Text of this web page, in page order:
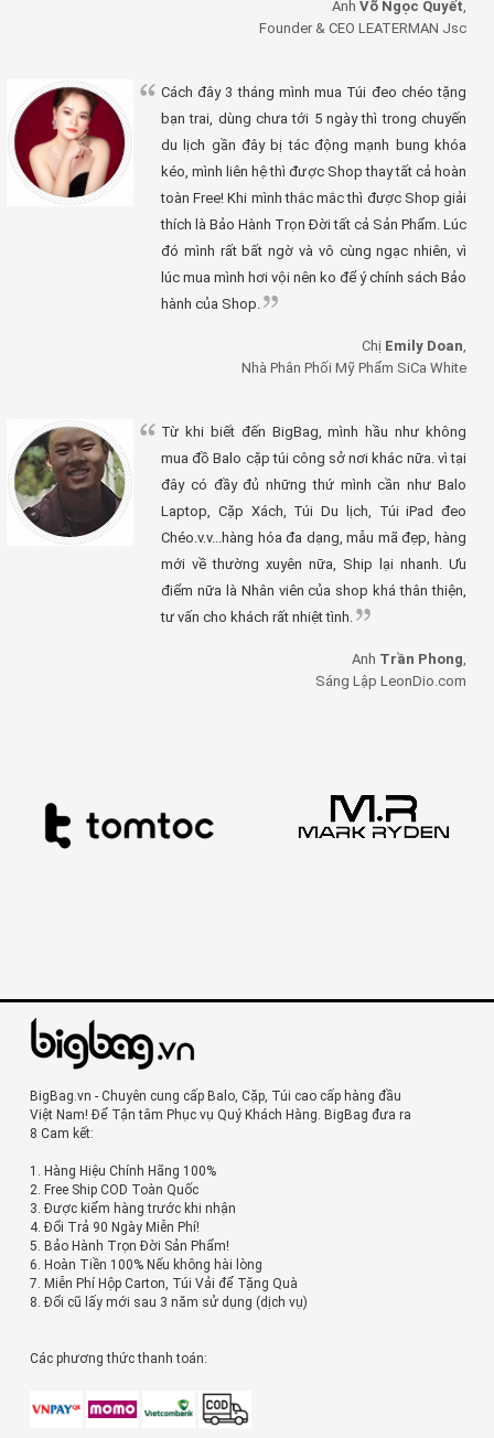
Anh Võ Ngọc Quyết,
Founder & CEO LEATERMAN Jsc
Cách đây 3 tháng mình mua Túi đeo chéo tặng
bạn trai, dùng chưa tới 5 ngày thì trong chuyến
du lịch gần đây bị tác động mạnh bung khóa
kéo, mình liên hệ thì được Shop thay tất cả hoàn
toàn Free! Khi mình thắc mắc thì được Shop giải
thích là Bảo Hành Trọn Đời tất cả Sản Phẩm. Lúc
đó mình rất bất ngờ và vô cùng ngạc nhiên, vì
lúc mua mình hơi vội nên ko để ý chính sách Bảo
hành của Shop.
Chị Emily Doan,
Nhà Phân Phối Mỹ Phẩm SiCa White
Từ khi biết đến BigBag, mình hầu như không
mua đồ Balo cặp túi công sở nơi khác nữa. vì tại
đây có đầy đủ những thứ mình cần như Balo
Laptop, Cặp Xách, Túi Du lịch, Túi iPad đeo
Chéo.v.v...hàng hóa đa dạng, mẫu mã đẹp, hàng
mới về thường xuyên nữa, Ship lại nhanh. Ưu
điểm nữa là Nhân viên của shop khá thân thiện,
tư vấn cho khách rất nhiệt tình.
Anh Trần Phong,
Sáng Lập LeonDio.com
BigBag.vn - Chuyên cung cấp Balo, Cặp, Túi cao cấp hàng đầu
Việt Nam! Để Tận tâm Phục vụ Quý Khách Hàng. BigBag đưa ra
8 Cam kết:
1. Hàng Hiệu Chính Hãng 100%
2. Free Ship COD Toàn Quốc
3. Được kiểm hàng trước khi nhận
4. Đổi Trả 90 Ngày Miễn Phí!
5. Bảo Hành Trọn Đời Sản Phẩm!
6. Hoàn Tiền 100% Nếu không hài lòng
7. Miễn Phí Hộp Carton, Túi Vải để Tặng Quà
8. Đổi cũ lấy mới sau 3 năm sử dụng (dịch vụ)
Các phương thức thanh toán: